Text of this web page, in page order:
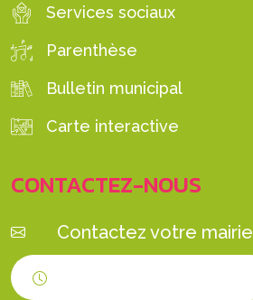
Services sociaux
Parenthèse
Bulletin municipal
Carte interactive
CONTACTEZ-NOUS
Contactez votre mairie